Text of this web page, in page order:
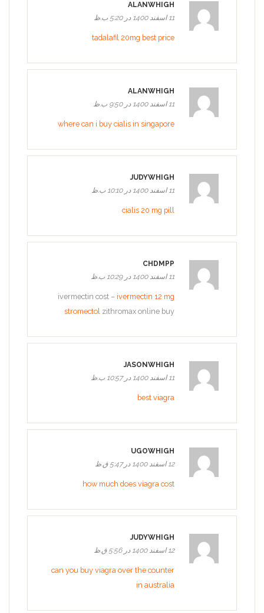
ALANWHIGH
11 اسفند 1400 در 5:20 ب.ظ
tadalafil 20mg best price
ALANWHIGH
11 اسفند 1400 در 9:50 ب.ظ
where can i buy cialis in singapore
JUDYWHIGH
11 اسفند 1400 در 10:10 ب.ظ
cialis 20 mg pill
CHDMPP
11 اسفند 1400 در 10:29 ب.ظ
ivermectin cost – ivermectin 12 mg
stromectol zithromax online buy
JASONWHIGH
11 اسفند 1400 در 10:57 ب.ظ
best viagra
UGOWHIGH
12 اسفند 1400 در 5:47 ق.ظ
how much does viagra cost
JUDYWHIGH
12 اسفند 1400 در 5:56 ق.ظ
can you buy viagra over the counter
in australia